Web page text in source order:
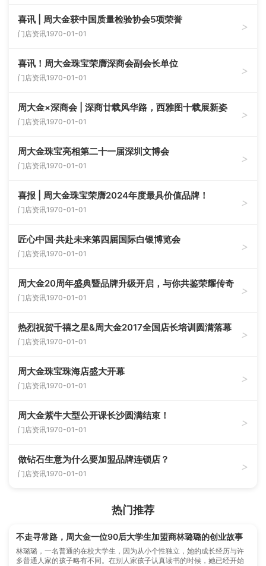
喜讯 | 周大金获中国质量检验协会5项荣誉
门店资讯1970-01-01
>
喜讯！周大金珠宝荣膺深商会副会长单位
门店资讯1970-01-01
>
周大金×深商会 | 深商廿载风华路，西雅图十载展新姿
门店资讯1970-01-01
>
周大金珠宝亮相第二十一届深圳文博会
门店资讯1970-01-01
>
喜报 | 周大金珠宝荣膺2024年度最具价值品牌！
门店资讯1970-01-01
>
匠心中国·共赴未来第四届国际白银博览会
门店资讯1970-01-01
>
周大金20周年盛典暨品牌升级开启，与你共鉴荣耀传奇
门店资讯1970-01-01
>
热烈祝贺千禧之星&周大金2017全国店长培训圆满落幕
门店资讯1970-01-01
>
周大金珠宝珠海店盛大开幕
门店资讯1970-01-01
>
周大金紫牛大型公开课长沙圆满结束！
门店资讯1970-01-01
>
做钻石生意为什么要加盟品牌连锁店？
门店资讯1970-01-01
>
热门推荐
不走寻常路，周大金一位90后大学生加盟商林璐璐的创业故事
林璐璐，一名普通的在校大学生，因为从小个性独立，她的成长经历与许
多普通人家的孩子略有不同。在别人家孩子认真读书的时候，她已经开始